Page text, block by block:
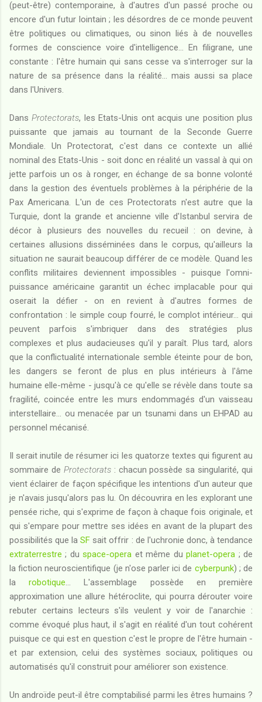
(peut-être) contemporaine, à d'autres d'un passé proche ou
encore d'un futur lointain ; les désordres de ce monde peuvent
être politiques ou climatiques, ou sinon liés à de nouvelles
formes de conscience voire d'intelligence... En filigrane, une
constante : l'être humain qui sans cesse va s'interroger sur la
nature de sa présence dans la réalité... mais aussi sa place
dans l'Univers.
DansProtectorats, les Etats-Unis ont acquis une position plus
puissante que jamais au tournant de la Seconde Guerre
Mondiale. Un Protectorat, c'est dans ce contexte un allié
nominal des Etats-Unis - soit donc en réalité un vassal à qui on
jette parfois un os à ronger, en échange de sa bonne volonté
dans la gestion des éventuels problèmes à la périphérie de la
Pax Americana. L'un de ces Protectorats n'est autre que la
Turquie, dont la grande et ancienne ville d'Istanbul servira de
décor à plusieurs des nouvelles du recueil : on devine, à
certaines allusions disséminées dans le corpus, qu'ailleurs la
situation ne saurait beaucoup différer de ce modèle. Quand les
conflits militaires deviennent impossibles - puisque l'omni-
puissance américaine garantit un échec implacable pour qui
oserait la défier - on en revient à d'autres formes de
confrontation : le simple coup fourré, le complot intérieur... qui
peuvent parfois s'imbriquer dans des stratégies plus
complexes et plus audacieuses qu'il y paraît. Plus tard, alors
que la conflictualité internationale semble éteinte pour de bon,
les dangers se feront de plus en plus intérieurs à l'âme
humaine elle-même - jusqu'à ce qu'elle se révèle dans toute sa
fragilité, coincée entre les murs endommagés d'un vaisseau
interstellaire... ou menacée par un tsunami dans un EHPAD au
personnel mécanisé.
Il serait inutile de résumer ici les quatorze textes qui figurent au
sommaire de Protectorats: chacun possède sa singularité, qui
vient éclairer de façon spécifique les intentions d'un auteur que
je n'avais jusqu'alors pas lu. On découvrira en les explorant une
pensée riche, qui s'exprime de façon à chaque fois originale, et
qui s'empare pour mettre ses idées en avant de la plupart des
possibilités que laSF sait offrir : de l'uchronie donc, à tendance
extraterrestre ; duspace-opera et même duplanet-opera ; de
la fiction neuroscientifique (je n'ose parler ici de cyberpunk) ; de
larobotique ... L'assemblage possède en première
approximation une allure hétéroclite, qui pourra dérouter voire
rebuter certains lecteurs s'ils veulent y voir de l'anarchie :
comme évoqué plus haut, il s'agit en réalité d'un tout cohérent
puisque ce qui est en question c'est le propre de l'être humain -
et par extension, celui des systèmes sociaux, politiques ou
automatisés qu'il construit pour améliorer son existence.
Un androïde peut-il être comptabilisé parmi les êtres humains ?